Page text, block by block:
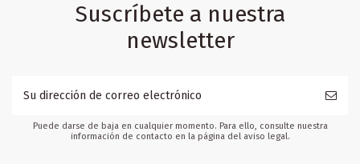
Suscríbete a nuestra
newsletter
Puede darse de baja en cualquier momento. Para ello, consulte nuestra
información de contacto en la página del aviso legal.